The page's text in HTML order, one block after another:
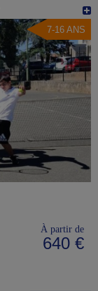
7-16 ANS
À partir de
640 €